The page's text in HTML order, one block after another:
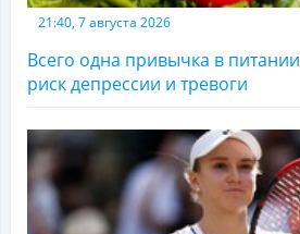
21:40, 7 августа 2026
Всего одна привычка в
риск депрессии и тревоги